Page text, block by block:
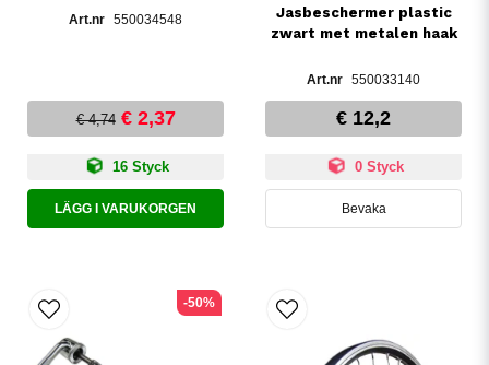
550034548
€ 4,74 € 2,37
16 Styck
LÄGG I VARUKORGEN
Jasbeschermer plastic
zwart met metalen haak
550033140
€ 12,2
0 Styck
Bevaka
-50%